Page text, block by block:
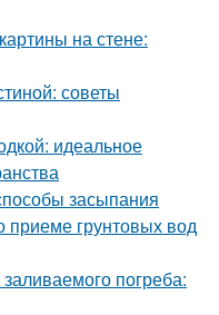
на стене:
советы
идеальное
засыпания
приеме грунтовых вод
погреба: